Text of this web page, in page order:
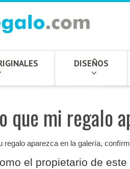
DISEÑOS
que mi regalo
regalo aparezca en la galería,
el propietario de este